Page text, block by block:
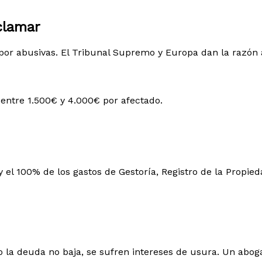
abusivas. El Tribunal Supremo y Europa dan la
1.500€ y 4.000€ por afectado.
100% de los gastos de Gestoría, Registro de la
deuda no baja, se sufren intereses de usura. Un